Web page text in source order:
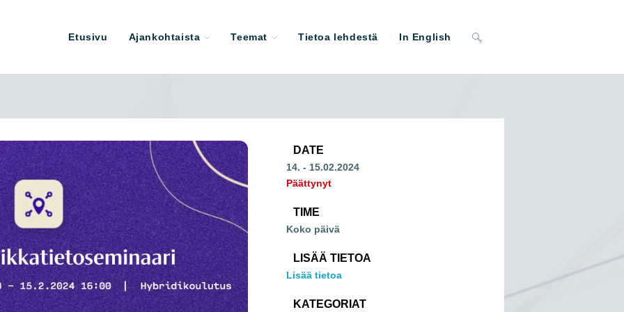
Etusivu Ajankohtaista Teemat Tietoa lehdestä In English Toggle
DATE
14. - 15.02.2024
Päättynyt
TIME
Koko päivä
LISÄÄ TIETOA
Lisää tietoa
KATEGORIAT